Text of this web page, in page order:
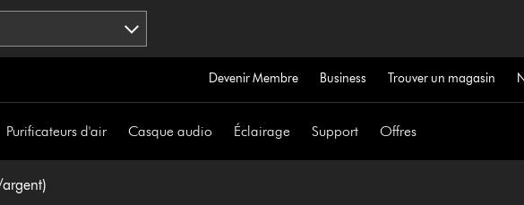
Devenir Membre Business Trouver un magasin
Purificateurs d'air Casque audio Éclairage Support Offres